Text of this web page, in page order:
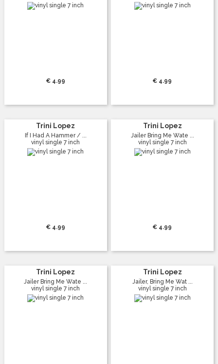
€ 4.99 € 4.99
Trini Lopez
If I Had A Hammer / ...
vinyl single 7 inch
€ 4.99
Trini Lopez
Jailer Bring Me Wate ...
vinyl single 7 inch
€ 4.99
Trini Lopez
Jailer Bring Me Wate ...
vinyl single 7 inch
Trini Lopez
Jailer, Bring Me Wat ...
vinyl single 7 inch